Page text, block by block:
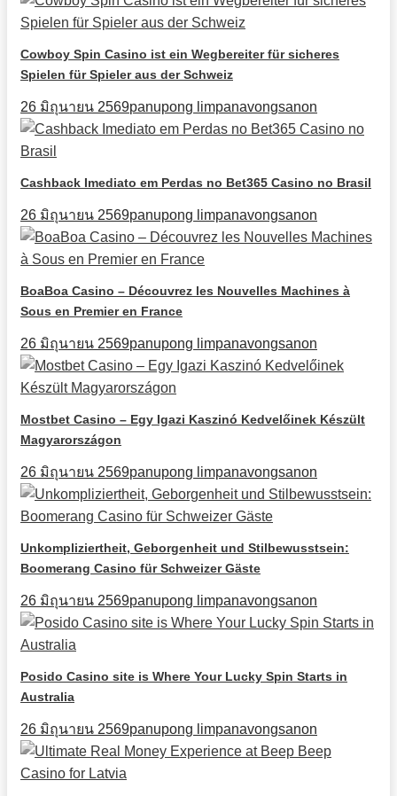
Cowboy Spin Casino ist ein Wegbereiter für sicheres
Spielen für Spieler aus der Schweiz
26 มิถุนายน 2569panupong limpanavongsanon
Cashback Imediato em Perdas no Bet365 Casino no Brasil
26 มิถุนายน 2569panupong limpanavongsanon
BoaBoa Casino – Découvrez les Nouvelles Machines à
Sous en Premier en France
26 มิถุนายน 2569panupong limpanavongsanon
Mostbet Casino – Egy Igazi Kaszinó Kedvelőinek Készült
Magyarországon
26 มิถุนายน 2569panupong limpanavongsanon
Unkompliziertheit, Geborgenheit und Stilbewusstsein:
Boomerang Casino für Schweizer Gäste
26 มิถุนายน 2569panupong limpanavongsanon
Posido Casino site is Where Your Lucky Spin Starts in
Australia
26 มิถุนายน 2569panupong limpanavongsanon